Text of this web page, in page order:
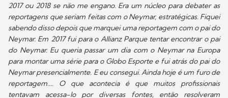
2017 ou 2018 se não me engano. Era um núcleo para debater as
reportagens que seriam feitas com o Neymar, estratégicas. Fiquei
sabendo disso depois que marquei uma reportagem com o pai do
Neymar. Em 2017 fui para o Allianz Parque tentar encontrar o pai
do Neymar. Eu queria passar um dia com o Neymar na Europa
para montar uma série para o Globo Esporte e fui atrás do pai do
Neymar presencialmente. E eu consegui. Ainda hoje é um furo de
reportagem.... O que acontecia é que muitos profissionais
tentavam acessa-lo por diversas fontes, então resolveram